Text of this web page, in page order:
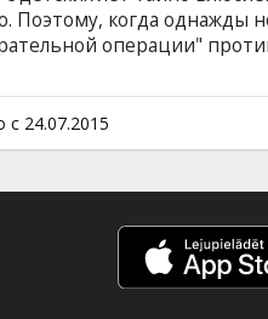
Поэтому, когда однажды
операции"
для него лишь
чтобы найти
и русском
с 24.07.2015